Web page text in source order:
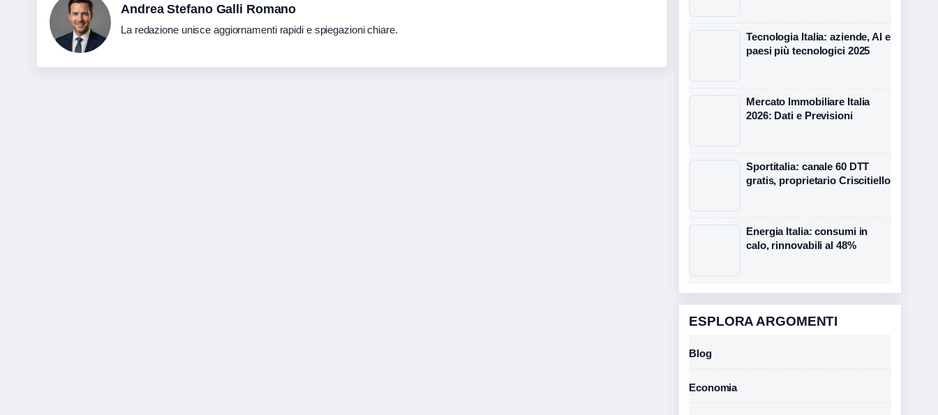
Andrea Stefano Galli Romano
La redazione unisce aggiornamenti rapidi e spiegazioni chiare.
Tecnologia Italia: aziende, AI e
paesi più tecnologici 2025
Mercato Immobiliare Italia
2026: Dati e Previsioni
Sportitalia: canale 60 DTT
gratis, proprietario Criscitiello
Energia Italia: consumi in
calo, rinnovabili al 48%
ESPLORA ARGOMENTI
Blog
Economia